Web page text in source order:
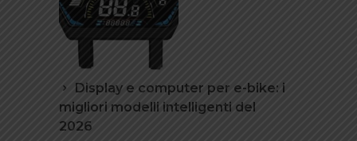
Display e computer per e-bike: i
migliori modelli intelligenti del
2026